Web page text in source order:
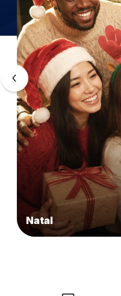
Natal